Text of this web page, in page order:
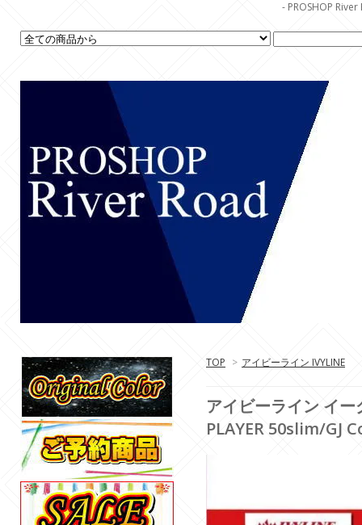
- PROSHOP
TOP > アイビーライン IVYLINE
アイビーライン イ
PLAYER 50slim/GJ